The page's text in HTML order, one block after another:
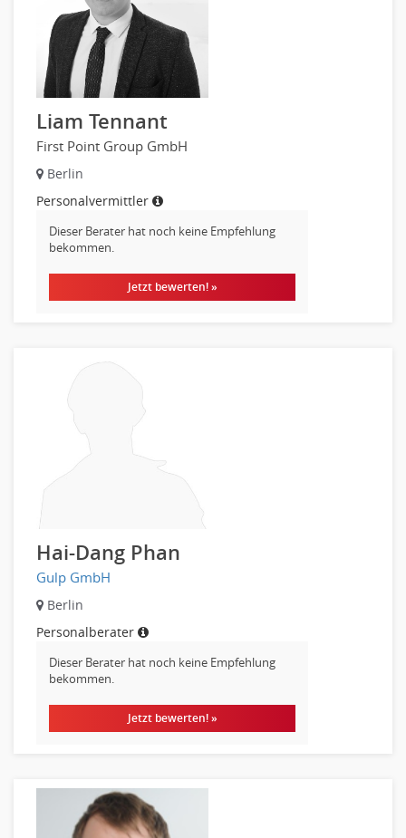
Produktionslogistik
Einkauf, Materialwirtschaft & Logistik Prozessmanagement
Supply-Chain-Management
Anlagenbuchhaltung
Controlling
Debitorenbuchhaltung
Kreditorenbuchhaltung
Finanzen Prozessmanagement
Treasury
Arbeitssicherheit
Beauty, Wellness
Elektrik, Sanitär, Heizung, Klima
Fertigung, Produktion
Gastronomie, Hotellerie
Holzhandwerk
Handwerk, Dienstleistung & Fertigung Leitung, Teamleitung
Maler, Lackierer
Metallhandwerk
Automatisierungstechnik
Bauwesen
Liam Tennant
First Point Group GmbH
Berlin
Personalvermittler
Dieser Berater hat noch keine Empfehlung
bekommen.
Jetzt bewerten! »
Hai-Dang Phan
Gulp GmbH
Berlin
Personalberater
Dieser Berater hat noch keine Empfehlung
bekommen.
Jetzt bewerten! »